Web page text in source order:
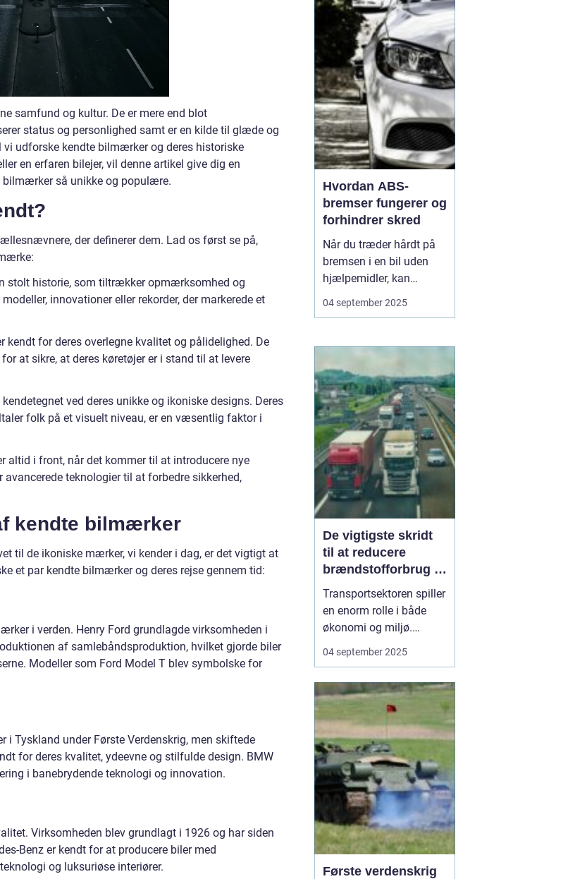
samfund og kultur. De er mere end blot
status og personlighed samt er en kilde til glæde og
udforske kendte bilmærker og deres historiske
en erfaren bilejer, vil denne artikel give dig en
bilmærker så unikke og populære.
der definerer dem. Lad os først se på,
stolt historie, som tiltrækker opmærksomhed og
innovationer eller rekorder, der markerede et
for deres overlegne kvalitet og pålidelighed. De
at sikre, at deres køretøjer er i stand til at levere
ved deres unikke og ikoniske designs. Deres
folk på et visuelt niveau, er en væsentlig faktor i
i front, når det kommer til at introducere nye
teknologier til at forbedre sikkerhed,
kendte bilmærker
til de ikoniske mærker, vi kender i dag, er det vigtigt at
et par kendte bilmærker og deres rejse gennem tid:
i verden. Henry Ford grundlagde virksomheden i
af samlebåndsproduktion, hvilket gjorde biler
Modeller som Ford Model T blev symbolske for
i Tyskland under Første Verdenskrig, men skiftede
for deres kvalitet, ydeevne og stilfulde design. BMW
i banebrydende teknologi og innovation.
Virksomheden blev grundlagt i 1926 og har siden
Benz er kendt for at producere biler med
og luksuriøse interiører.
ønsker at køre grønt
uden at gå på komp...
Hvordan ABS-
bremser fungerer og
forhindrer skred
Når du træder hårdt på
bremsen i en bil uden
hjælpemidler, kan
hjulene låse sig fast, og
bilen mister vejgrebet.
bilen skrider eller bliver
undgå dette...
04 september 2025
De vigtigste skridt
til at reducere
brændstofforbrug i
fragt
Transportsektoren spiller
en enorm rolle i både
økonomi og miljø.
Fragtbiler er uundværlige
for at holde samfundet
også store mængder
brændstof og udleder
betydelige mæng...
04 september 2025
Første verdenskrig